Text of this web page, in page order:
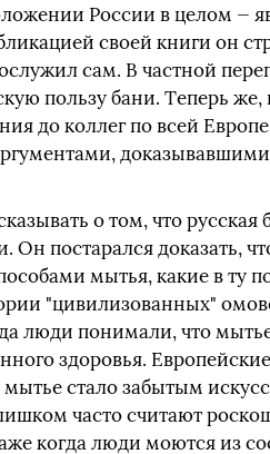
России в целом —
своей книги он
сам. В частной
пользу бани. Теперь же,
до коллег по всей
о том, что русская
постарался доказать,
мытья, какие в ту
"цивилизованных"
люди понимали, что
здоровья.
стало забытым
часто считают
когда люди моются из